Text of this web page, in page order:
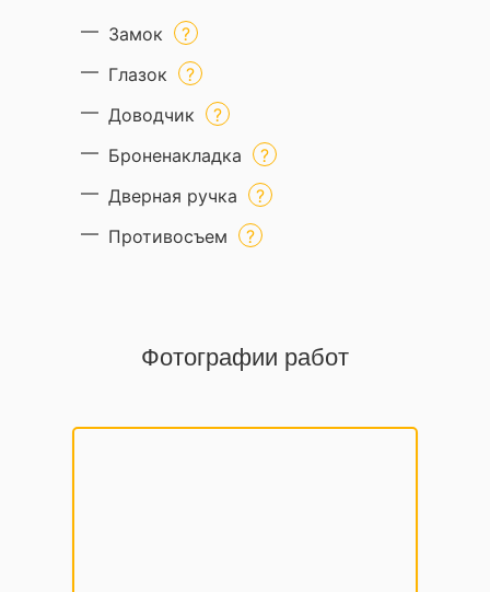
Замок
Глазок
Доводчик
Броненакладка
Дверная ручка
Противосъем
Фотографии работ